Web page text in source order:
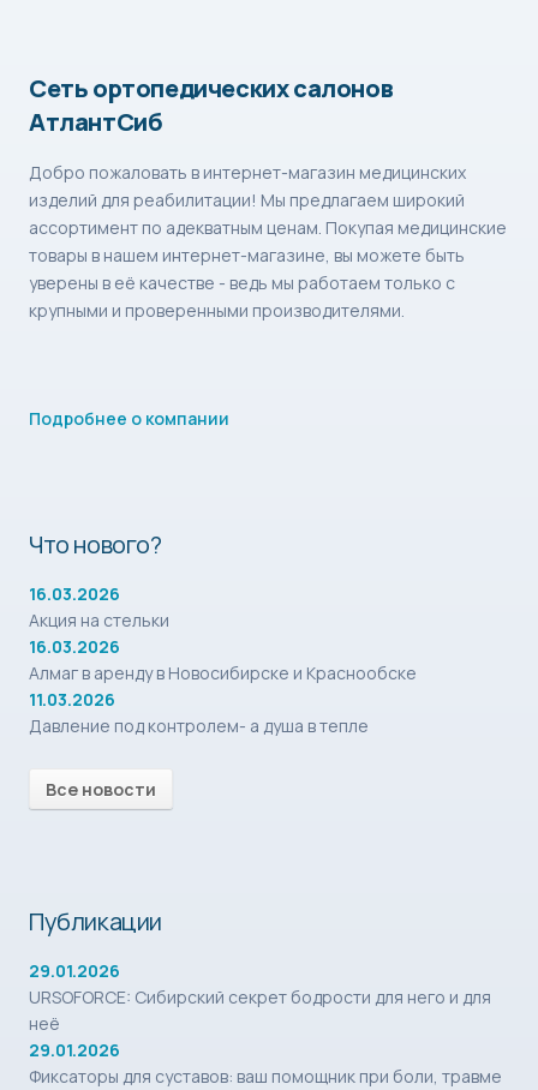
Сеть ортопедических салонов
АтлантСиб
Добро пожаловать в интернет-магазин медицинских
изделий для реабилитации! Мы предлагаем широкий
ассортимент по адекватным ценам. Покупая медицинские
товары в нашем интернет-магазине, вы можете быть
уверены в её качестве - ведь мы работаем только с
крупными и проверенными производителями.
Подробнее о компании
Что нового?
16.03.2026
Акция на стельки
16.03.2026
Алмаг в аренду в Новосибирске и Краснообске
11.03.2026
Давление под контролем- а душа в тепле
Все новости
Публикации
29.01.2026
URSOFORCE: Сибирский секрет бодрости для него и для
неё
29.01.2026
Фиксаторы для суставов: ваш помощник при боли, травме